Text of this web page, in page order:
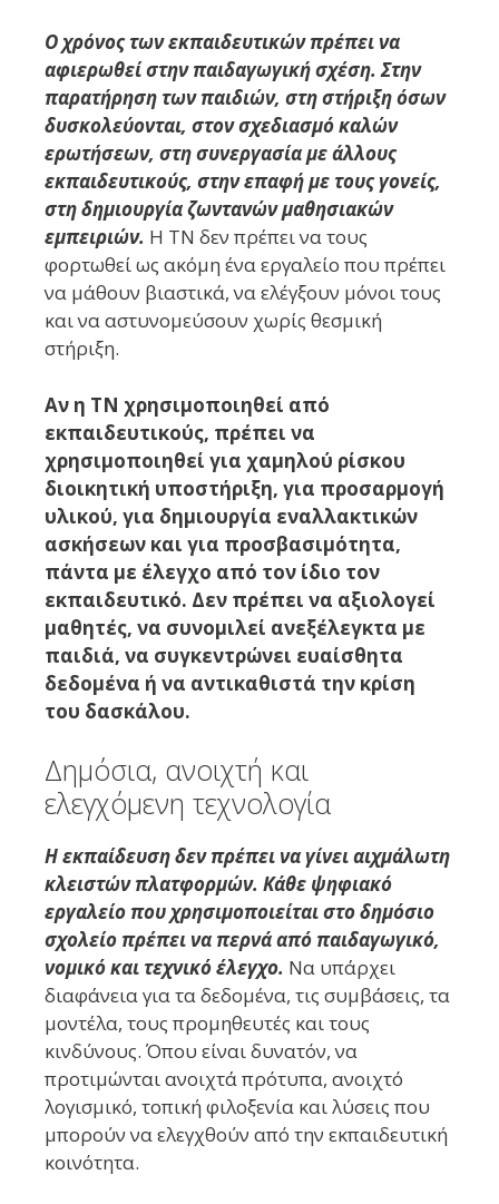
Ο χρόνος των εκπαιδευτικών πρέπει να
αφιερωθεί στην παιδαγωγική σχέση. Στην
παρατήρηση των παιδιών, στη στήριξη όσων
δυσκολεύονται, στον σχεδιασμό καλών
ερωτήσεων, στη συνεργασία με άλλους
εκπαιδευτικούς, στην επαφή με τους γονείς,
στη δημιουργία ζωντανών μαθησιακών
εμπειριών. Η ΤΝ δεν πρέπει να τους
φορτωθεί ως ακόμη ένα εργαλείο που πρέπει
να μάθουν βιαστικά, να ελέγξουν μόνοι τους
και να αστυνομεύσουν χωρίς θεσμική
στήριξη.
Αν η ΤΝ χρησιμοποιηθεί από
εκπαιδευτικούς, πρέπει να
χρησιμοποιηθεί για χαμηλού ρίσκου
διοικητική υποστήριξη, για προσαρμογή
υλικού, για δημιουργία εναλλακτικών
ασκήσεων και για προσβασιμότητα,
πάντα με έλεγχο από τον ίδιο τον
εκπαιδευτικό. Δεν πρέπει να αξιολογεί
μαθητές, να συνομιλεί ανεξέλεγκτα με
παιδιά, να συγκεντρώνει ευαίσθητα
δεδομένα ή να αντικαθιστά την κρίση
του δασκάλου.
Δημόσια, ανοιχτή και
ελεγχόμενη τεχνολογία
Η εκπαίδευση δεν πρέπει να γίνει αιχμάλωτη
κλειστών πλατφορμών. Κάθε ψηφιακό
εργαλείο που χρησιμοποιείται στο δημόσιο
σχολείο πρέπει να περνά από παιδαγωγικό,
νομικό και τεχνικό έλεγχο. Να υπάρχει
διαφάνεια για τα δεδομένα, τις συμβάσεις, τα
μοντέλα, τους προμηθευτές και τους
κινδύνους. Όπου είναι δυνατόν, να
προτιμώνται ανοιχτά πρότυπα, ανοιχτό
λογισμικό, τοπική φιλοξενία και λύσεις που
μπορούν να ελεγχθούν από την εκπαιδευτική
κοινότητα.